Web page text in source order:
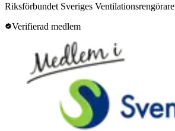
Riksförbundet Sveriges Ventilationsrengörare
Verifierad medlem